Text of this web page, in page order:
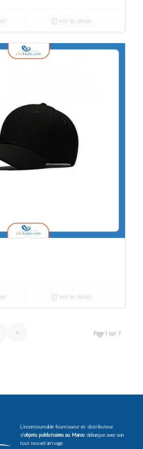
Voir les détails
Voir les détails
Page 1 sur 7
»
L’incontournable fournisseur et distributeur
d’objets publicitaires au Marocdébarque avec son
tout nouvel arrivage.